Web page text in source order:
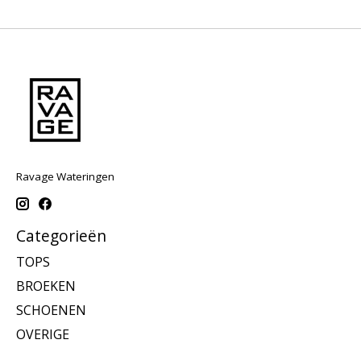
Ravage Wateringen
Categorieën
TOPS
BROEKEN
SCHOENEN
OVERIGE